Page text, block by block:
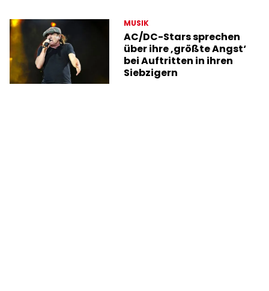
MUSIK
AC/DC-Stars sprechen
über ihre ‚größte Angst‘
bei Auftritten in ihren
Siebzigern